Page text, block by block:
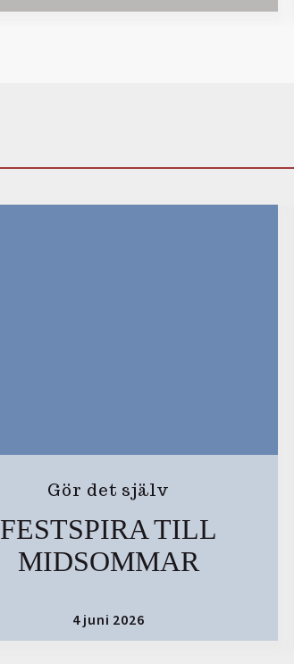
Gör det själv
FESTSPIRA TILL
MIDSOMMAR
4 juni 2026